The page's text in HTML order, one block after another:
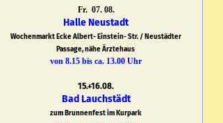
Fr. 07. 08.
Halle Neustadt
Wochenmarkt Ecke Albert- Einstein- Str. / Neustädter
Passage, nähe Ärztehaus
von 8.15 bis ca. 13.00 Uhr
15.+16.08.
Bad Lauchstädt
zum Brunnenfest im Kurpark